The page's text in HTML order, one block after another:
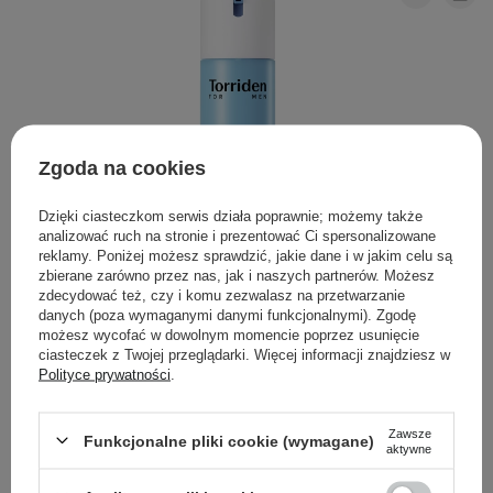
Torriden - Dive-In For Men All In One - Nawilżająca
Emulsja do Twarzy - 200g
Zgoda na cookies
Dzięki ciasteczkom serwis działa poprawnie; możemy także
analizować ruch na stronie i prezentować Ci spersonalizowane
reklamy. Poniżej możesz sprawdzić, jakie dane i w jakim celu są
zbierane zarówno przez nas, jak i naszych partnerów. Możesz
zdecydować też, czy i komu zezwalasz na przetwarzanie
danych (poza wymaganymi danymi funkcjonalnymi). Zgodę
możesz wycofać w dowolnym momencie poprzez usunięcie
ciasteczek z Twojej przeglądarki. Więcej informacji znajdziesz w
Polityce prywatności
Funkcjonalne pliki cookie (wymagane)
Zawsze
aktywne